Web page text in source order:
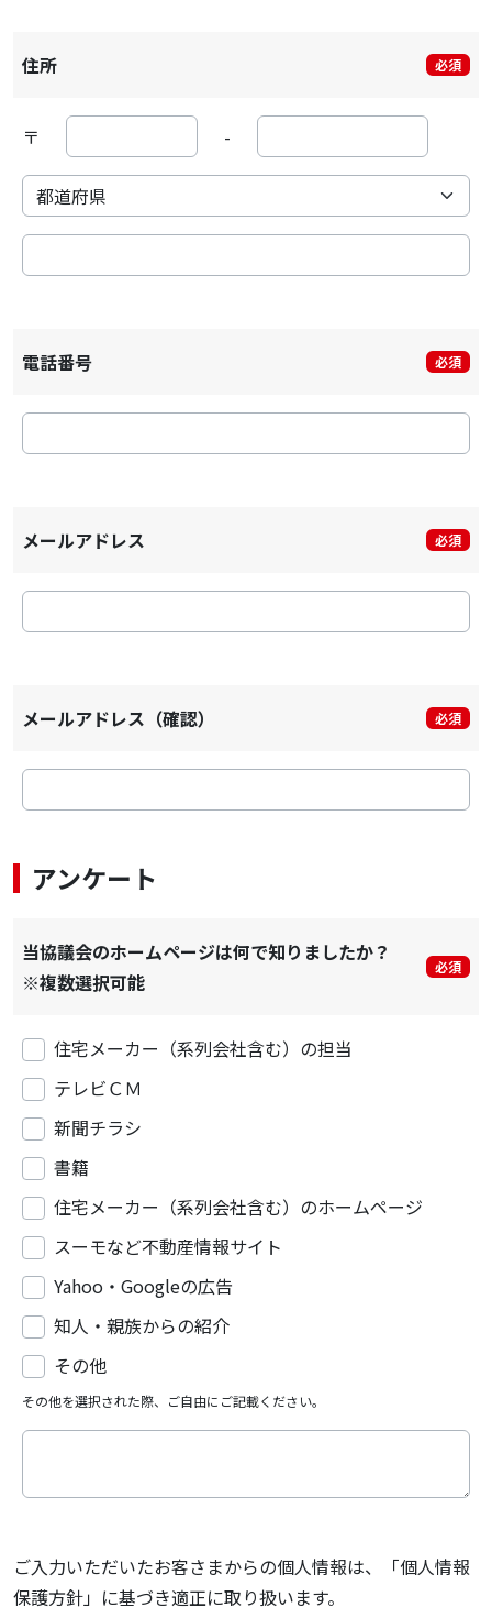
住所 必須
〒 -
電話番号 必須
メールアドレス 必須
メールアドレス（確認） 必須
アンケート
当協議会のホームページは何で知りましたか？
※複数選択可能
必須
住宅メーカー（系列会社含む）の担当
テレビＣＭ
新聞チラシ
書籍
住宅メーカー（系列会社含む）のホームページ
スーモなど不動産情報サイト
Yahoo・Googleの広告
知人・親族からの紹介
その他
その他を選択された際、ご自由にご記載ください。
ご入力いただいたお客さまからの個人情報は、「個人情報
保護方針」に基づき適正に取り扱います。